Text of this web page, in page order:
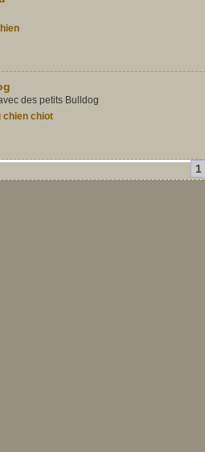
des petits Bulldog
chien chiot
1